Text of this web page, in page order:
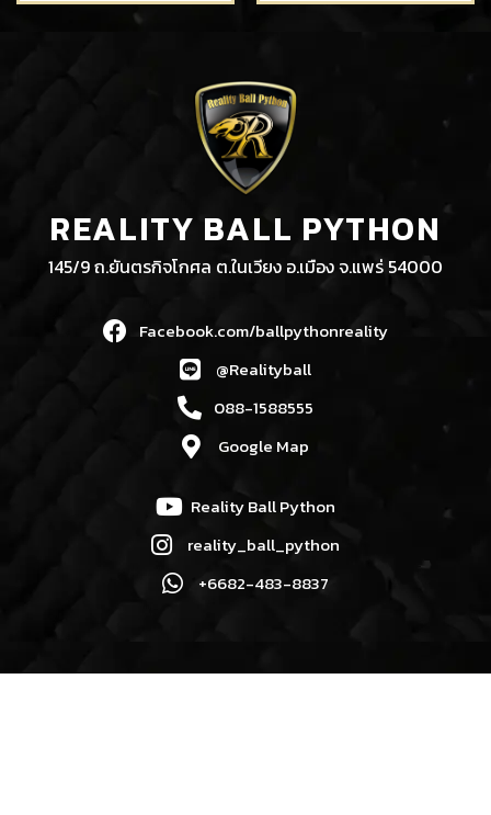
REALITY BALL PYTHON
145/9 ถ.ยันตรกิจโกศล ต.ในเวียง อ.เมือง จ.แพร่ 54000
Facebook.com/ballpythonreality
@Realityball
088-1588555
Google Map
Reality Ball Python
reality_ball_python
+6682-483-8837